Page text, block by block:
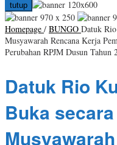
tutup
Homepage / BUNGO Datuk
Musyawarah Rencana Kerja
Perubahan RPJM Dusun Tahun
Datuk Rio
Buka